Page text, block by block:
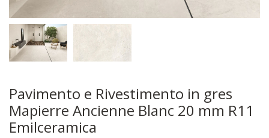
Pavimento e Rivestimento in gres
Mapierre Ancienne Blanc 20 mm R11
Emilceramica